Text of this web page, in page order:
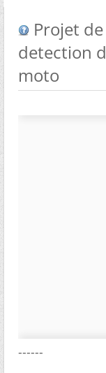
Projet
detection
moto
------